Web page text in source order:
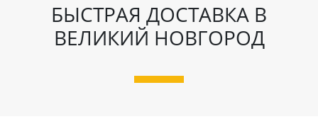
БЫСТРАЯ ДОСТАВКА В
ВЕЛИКИЙ НОВГОРОД